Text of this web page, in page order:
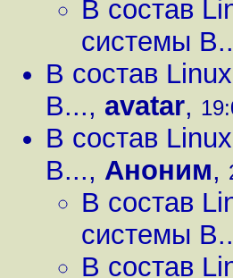
В состав
системы
В состав
B..., avatar,
В состав
B..., Аноним,
В состав
системы
В состав